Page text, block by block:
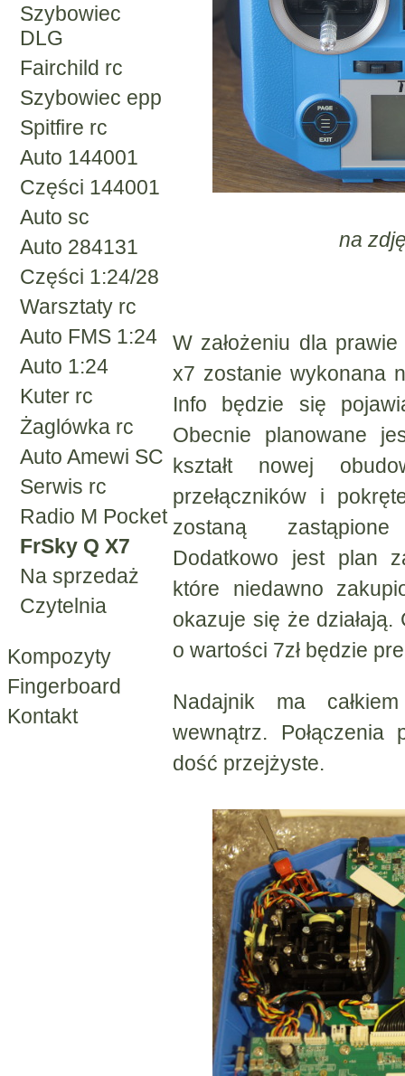
Szybowiec
DLG
Fairchild rc
Szybowiec epp
Spitfire rc
Auto 144001
Części 144001
Auto sc
Auto 284131
Części 1:24/28
Warsztaty rc
Auto FMS 1:24
Auto 1:24
Kuter rc
Żaglówka rc
Auto Amewi SC
Serwis rc
Radio M Pocket
FrSky Q X7
Na sprzedaż
Czytelnia
Kompozyty
Fingerboard
Kontakt
na
W założeniu dla
x7 zostanie wykonana
Info będzie się
Obecnie planowane
kształt nowej
przełączników i
zostaną zastąpione
Dodatkowo jest plan
które niedawno
okazuje się że
o wartości 7zł będzie
Nadajnik ma
wewnątrz.
dość przejżyste.